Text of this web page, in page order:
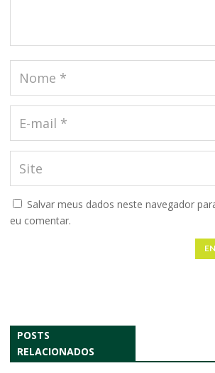
Salvar meus dados neste navegador
eu comentar.
POSTS
RELACIONADOS